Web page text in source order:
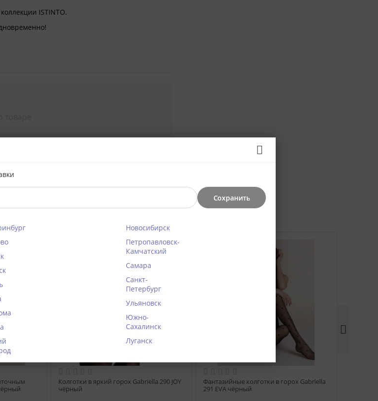
ISTINTO.
Колготки в яркий горох Gabriella 290 JOY
чёрный
Фантазийные колготки в горох Gabriella
291 EVA чёрный

Сохранить
Новосибирск
Петропавловск-
Камчатский
Самара
Санкт-
Петербург
Ульяновск
Южно-
Сахалинск
Луганск